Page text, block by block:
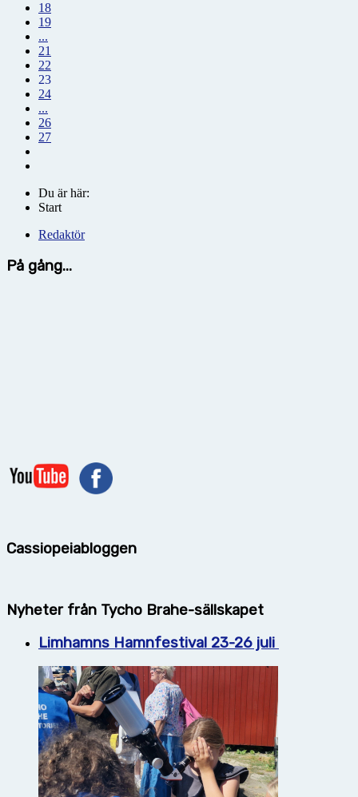
18
19
...
21
22
23
24
...
26
27
Du är här:
Start
Redaktör
På gång...
Cassiopeiabloggen
Nyheter från Tycho Brahe-sällskapet
Limhamns Hamnfestival 23-26 juli